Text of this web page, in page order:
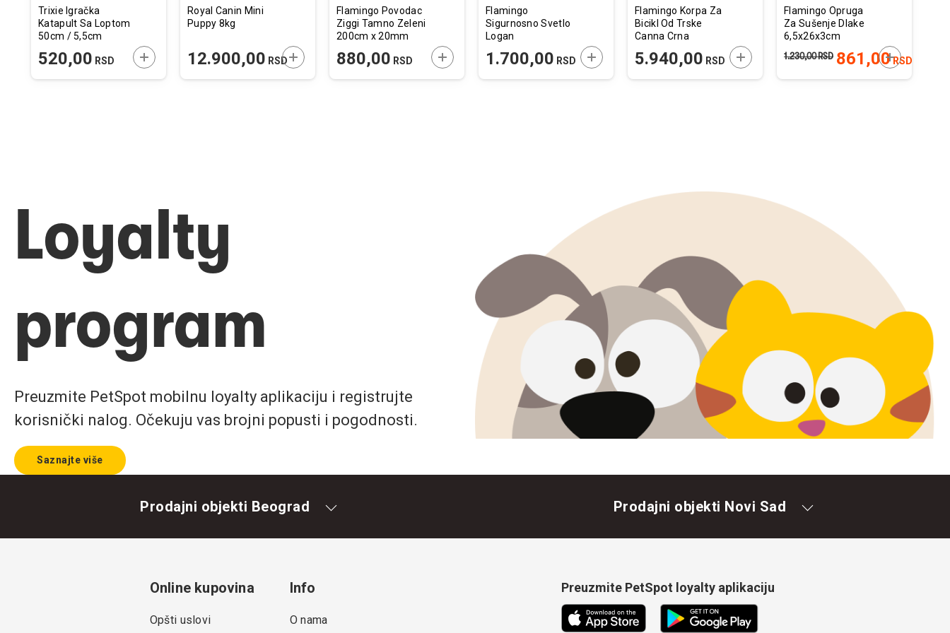
U KORPU
Trixie Igračka
Katapult Sa Loptom
50cm / 5,5cm
520,00 RSD DODAJTE U KORPU
Royal Canin Mini
Puppy 8kg
12.900,00 RSDDODAJTE U KORPU
Flamingo Povodac
Ziggi Tamno Zeleni
200cm x 20mm
880,00 RSD DODAJTE U KORPU
Flamingo
Sigurnosno Svetlo
Logan
1.700,00 RSD DODAJTE U KORPU
Flamingo Korpa Za
Bicikl Od Trske
Canna Crna
5.940,00 RSD DODAJTE U KORPU
Flamingo Opruga
Za Sušenje Dlake
6,5x26x3cm
861,00RSD
1.230,00RSD DODAJTE U
Loyalty
program
Preuzmite PetSpot mobilnu loyalty aplikaciju i registrujte
korisnički nalog. Očekuju vas brojni popusti i pogodnosti.
Saznajte više
Prodajni objekti Beograd Prodajni objekti Novi Sad
Online kupovina
Opšti uslovi
Info
O nama
Preuzmite PetSpot loyalty aplikaciju